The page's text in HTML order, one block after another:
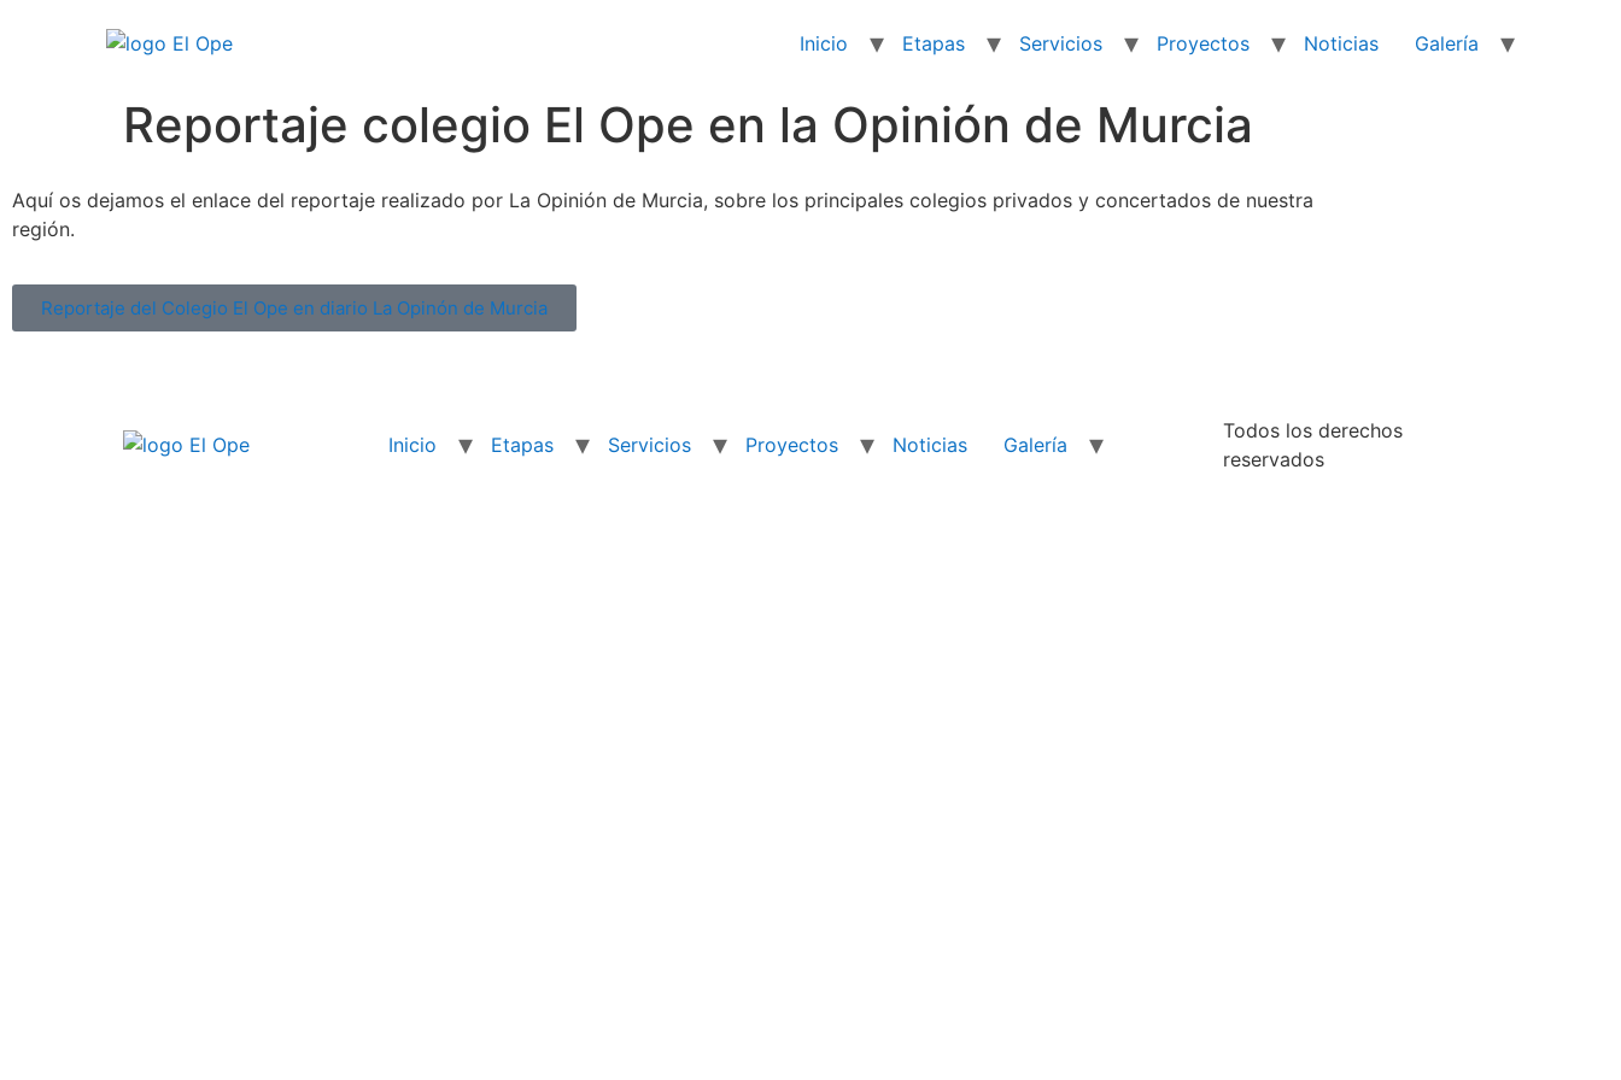
Inicio Etapas Servicios Proyectos Noticias Galería
Reportaje colegio El Ope en la Opinión de Murcia
Aquí os dejamos el enlace del reportaje realizado por La Opinión de Murcia, sobre los principales colegios privados y concertados de nuestra
región.
Reportaje del Colegio El Ope en diario La Opinón de Murcia
Inicio Etapas Servicios Proyectos Noticias Galería
Todos los derechos
reservados